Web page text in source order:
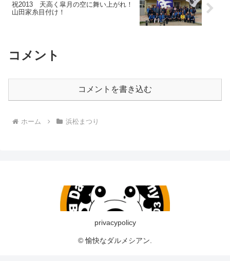
祝2013 天高く皐月の空に舞い上がれ！
山田家糸目付け！
コメント
コメントを書き込む
ホーム 浜松まつり
privacypolicy
© 愉快なダルメシアン.